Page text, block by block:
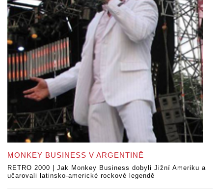
MONKEY BUSINESS V ARGENTINĚ
RETRO 2000 | Jak Monkey Business dobyli Jižní Ameriku a
učarovali latinsko-americké rockové legendě